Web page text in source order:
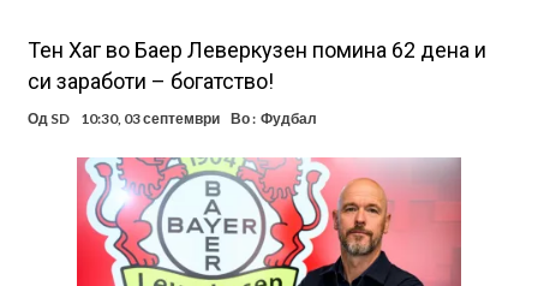
Тен Хаг во Баер Леверкузен помина 62 дена и
си заработи – богатство!
Од SD 10:30, 03 септември Во : Фудбал